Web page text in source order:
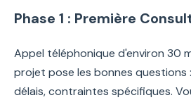
Phase 1 : Première
Appel téléphonique d'environ 30
projet pose les bonnes questions
délais, contraintes spécifiques.